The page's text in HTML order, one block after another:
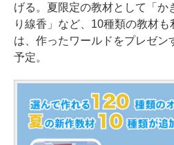
げる。夏限定の教材として「か
り線香」など、10種類の教材
は、作ったワールドをプレゼン
予定。